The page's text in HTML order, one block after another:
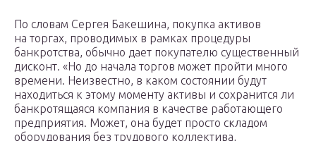
По словам Сергея Бакешина, покупка активов
на торгах, проводимых в рамках процедуры
банкротства, обычно дает покупателю существенный
дисконт. «Но до начала торгов может пройти много
времени. Неизвестно, в каком состоянии будут
находиться к этому моменту активы и сохранится ли
банкротящаяся компания в качестве работающего
предприятия. Может, она будет просто складом
оборудования без трудового коллектива,